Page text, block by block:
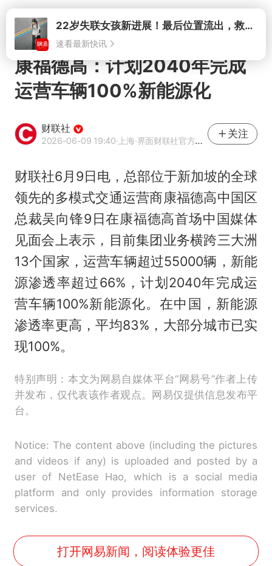
打开
康福德高：计划2040年完成
运营车辆100%新能源化
财联社
2026-06-09 19:40·上海·界面财联社官方账号
关注
财联社6月9日电，总部位于新加坡的全球
领先的多模式交通运营商康福德高中国区
总裁吴向锋9日在康福德高首场中国媒体
见面会上表示，目前集团业务横跨三大洲
13个国家，运营车辆超过55000辆，新能
源渗透率超过66%，计划2040年完成运
营车辆100%新能源化。在中国，新能源
渗透率更高，平均83%，大部分城市已实
现100%。
特别声明：本文为网易自媒体平台“网易号”作者上传
并发布，仅代表该作者观点。网易仅提供信息发布平
台。
Notice: The content above (including the pictures
and videos if any) is uploaded and posted by a
user of NetEase Hao, which is a social media
platform and only provides information storage
services.
打开网易新闻，阅读体验更佳